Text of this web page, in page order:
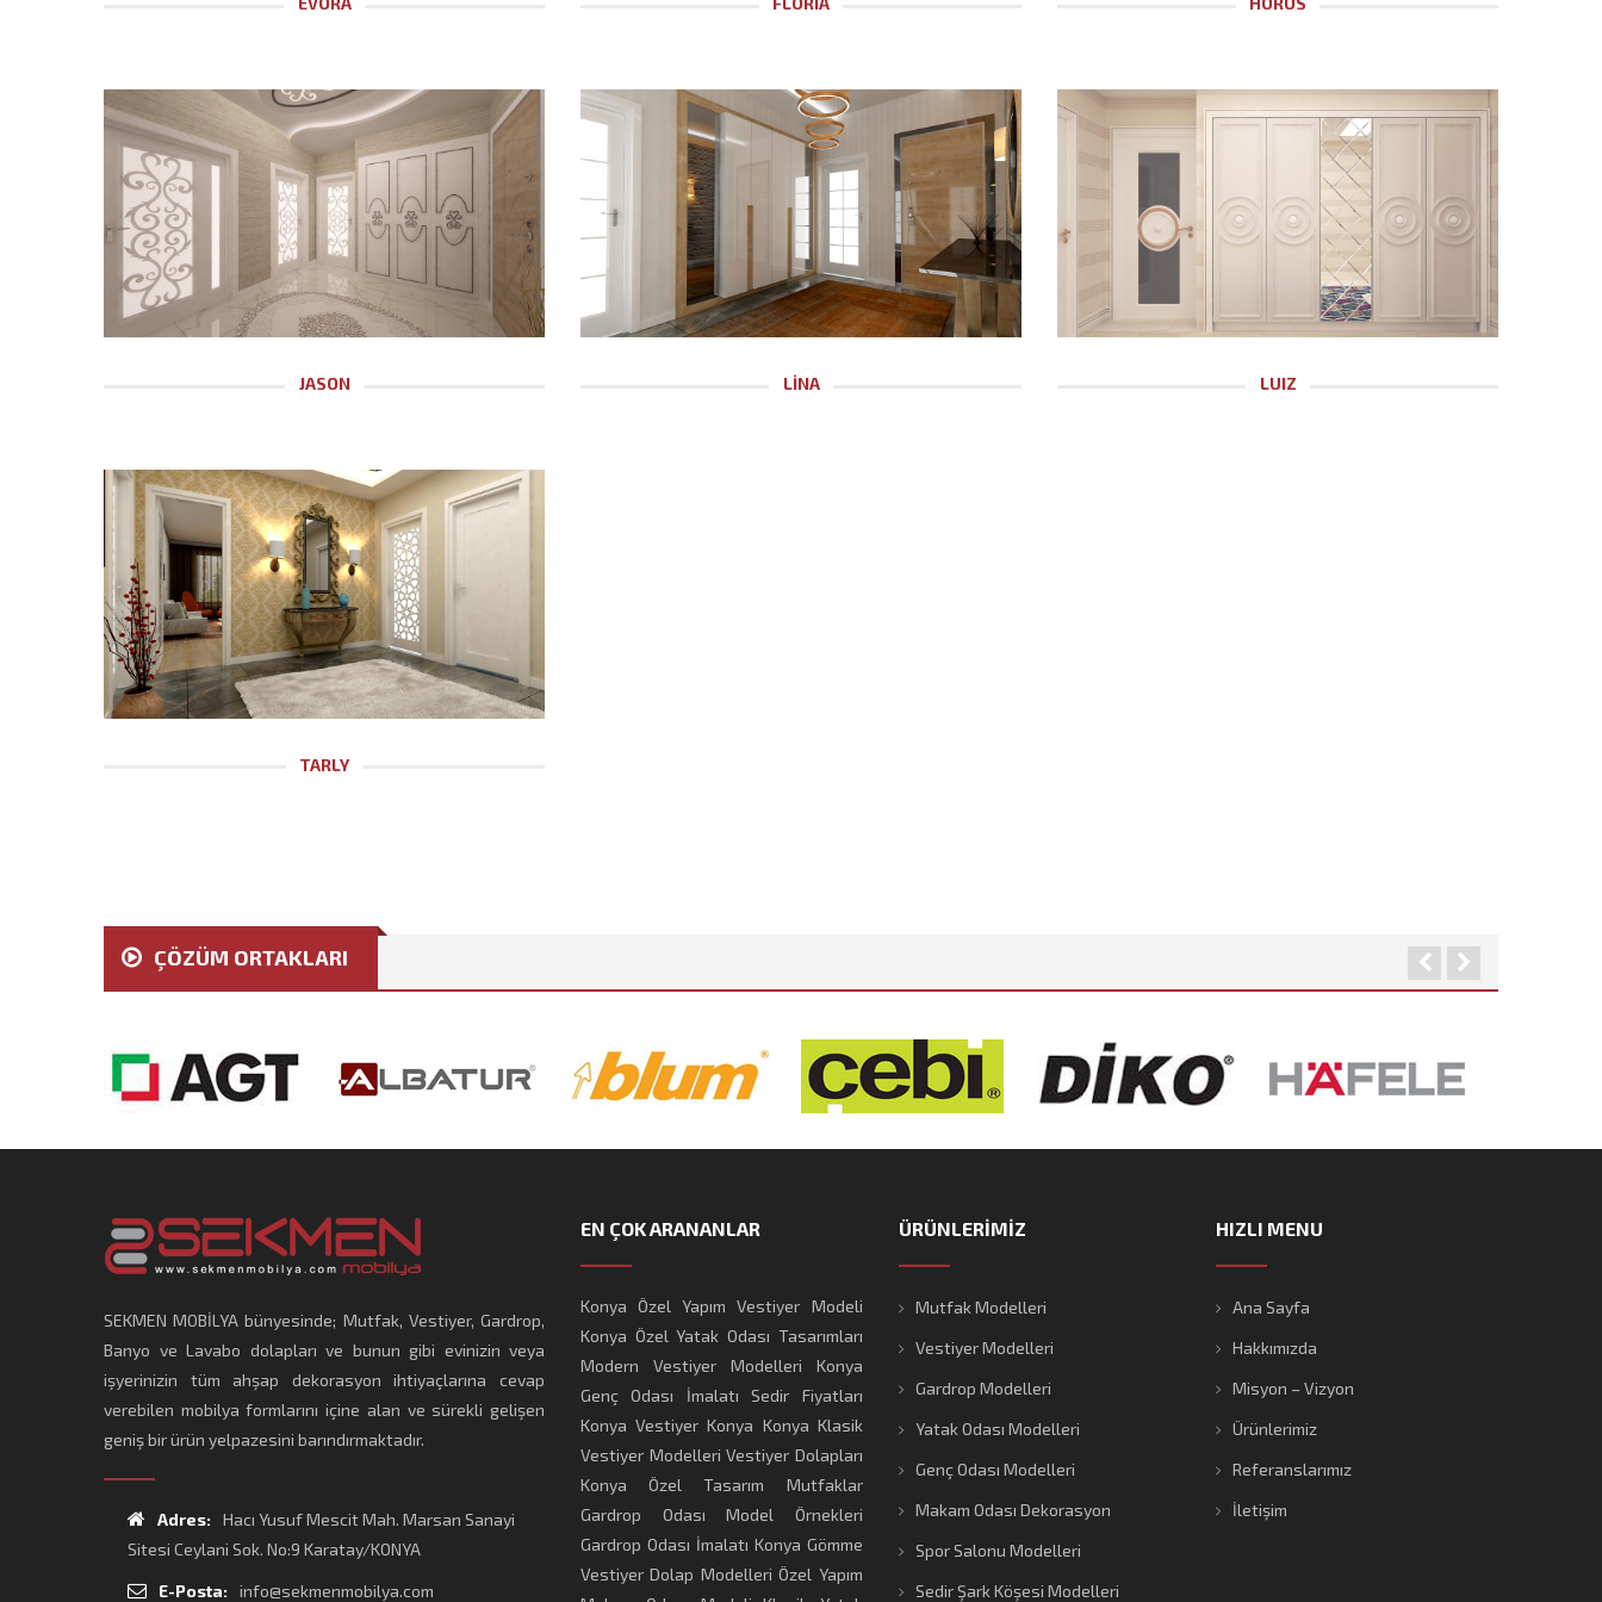
JASON LİNA LUIZ
TARLY
ÇÖZÜM ORTAKLARI
SEKMEN MOBİLYA bünyesinde; Mutfak, Vestiyer, Gardrop,
Banyo ve Lavabo dolapları ve bunun gibi evinizin veya
işyerinizin tüm ahşap dekorasyon ihtiyaçlarına cevap
verebilen mobilya formlarını içine alan ve sürekli gelişen
geniş bir ürün yelpazesini barındırmaktadır.
Adres:
Hacı Yusuf Mescit Mah. Marsan Sanayi
Sitesi Ceylani Sok. No:9 Karatay/KONYA
E-Posta: info@sekmenmobilya.com
EN ÇOK ARANANLAR
Konya Özel Yapım Vestiyer Modeli
Konya Özel Yatak Odası Tasarımları
Modern Vestiyer Modelleri
Konya
Genç Odası İmalatı
Sedir Fiyatları
Konya Vestiyer Konya Konya Klasik
Vestiyer Modelleri Vestiyer Dolapları
Konya Özel Tasarım Mutfaklar
Gardrop Odası Model Örnekleri
Gardrop Odası İmalatı Konya Gömme
Vestiyer Dolap Modelleri Özel Yapım
ÜRÜNLERİMİZ
Mutfak Modelleri
Vestiyer Modelleri
Gardrop Modelleri
Yatak Odası Modelleri
Genç Odası Modelleri
Makam Odası Dekorasyon
Spor Salonu Modelleri
Sedir Şark Köşesi Modelleri
HIZLI MENU
Ana Sayfa
Hakkımızda
Misyon – Vizyon
Ürünlerimiz
Referanslarımız
İletişim